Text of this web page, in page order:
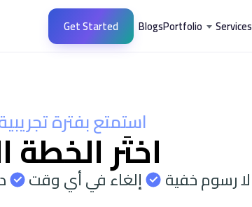
Services
Portfolio
Blogs
Get Started
استمتع بفترة تجريبية
اختَر الخطة لا رسوم خفية إلغاء في أي وقت